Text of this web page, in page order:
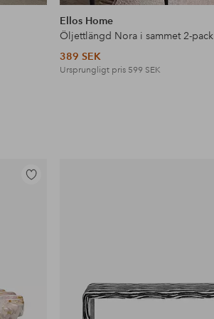
liknande
Ellos Home
Öljettlängd Nora i sammet 2-pack
389 SEK
Ursprungligt pris 599 SEK
Lägg